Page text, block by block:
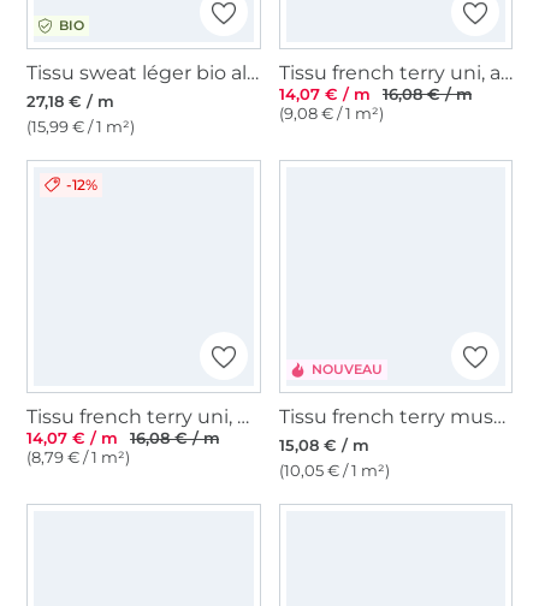
BIO
Tissu sweat léger bio albstoffe hamburger liebe bliss flower field, marine
27,18 € / m
(15,99 € / 1 m²)
Tissu french terry uni, anthracite
14,07 € / m
16,08 € / m
(9,08 € / 1 m²)
-12%
Tissu french terry uni, olive
14,07 € / m
16,08 € / m
(8,79 € / 1 m²)
NOUVEAU
Tissu french terry mushrooms, beige
15,08 € / m
(10,05 € / 1 m²)